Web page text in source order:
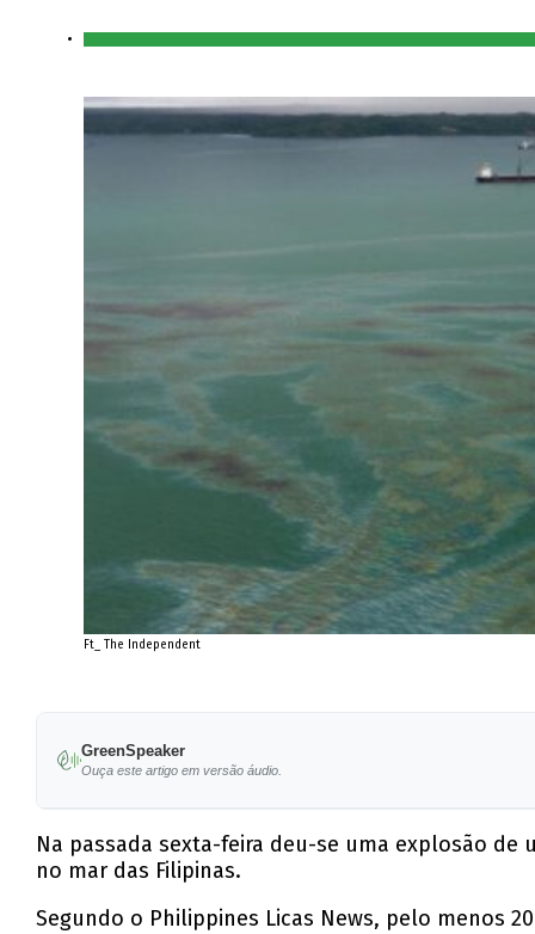
Ft_ The Independent
GreenSpeaker
Ouça este artigo em versão áudio.
Na passada sexta-feira deu-se uma explosão
no mar das Filipinas.
Segundo o Philippines Licas News, pelo menos